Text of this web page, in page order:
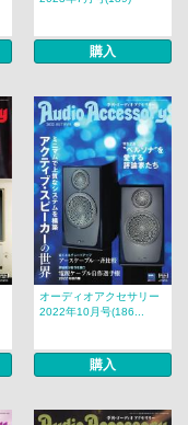
購入
オーディオアクセサリー
2022年10月号(186...
購入